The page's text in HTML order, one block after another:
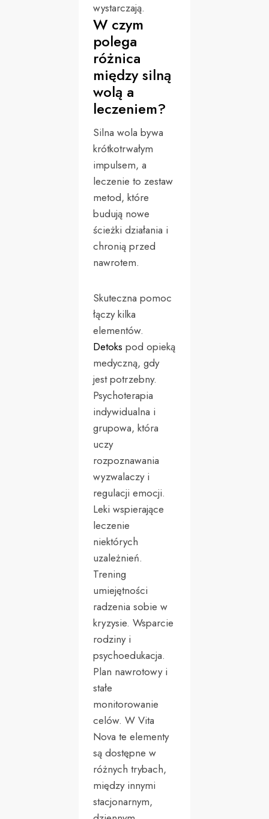
wystarczają.
W czym
polega
różnica
między silną
wolą a
leczeniem?
Silna wola bywa
krótkotrwałym
impulsem, a
leczenie to zestaw
metod, które
budują nowe
ścieżki działania i
chronią przed
nawrotem.
Skuteczna pomoc
łączy kilka
elementów.
Detoks pod opieką
medyczną, gdy
jest potrzebny.
Psychoterapia
indywidualna i
grupowa, która
uczy
rozpoznawania
wyzwalaczy i
regulacji emocji.
Leki wspierające
leczenie
niektórych
uzależnień.
Trening
umiejętności
radzenia sobie w
kryzysie. Wsparcie
rodziny i
psychoedukacja.
Plan nawrotowy i
stałe
monitorowanie
celów. W Vita
Nova te elementy
są dostępne w
różnych trybach,
między innymi
stacjonarnym,